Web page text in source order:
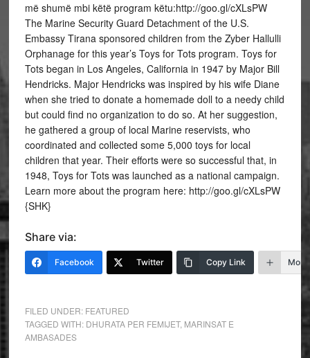
më shumë mbi këtë program këtu:http://goo.gl/cXLsPW
The Marine Security Guard Detachment of the U.S.
Embassy Tirana sponsored children from the Zyber Hallulli
Orphanage for this year’s Toys for Tots program. Toys for
Tots began in Los Angeles, California in 1947 by Major Bill
Hendricks. Major Hendricks was inspired by his wife Diane
when she tried to donate a homemade doll to a needy child
but could find no organization to do so. At her suggestion,
he gathered a group of local Marine reservists, who
coordinated and collected some 5,000 toys for local
children that year. Their efforts were so successful that, in
1948, Toys for Tots was launched as a national campaign.
Learn more about the program here: http://goo.gl/cXLsPW
{SHK}
Share via:
Facebook Twitter Copy Link More
FILED UNDER: FEATURED
TAGGED WITH: DHURATA PER FEMIJET, MARINSAT E
AMBASADES